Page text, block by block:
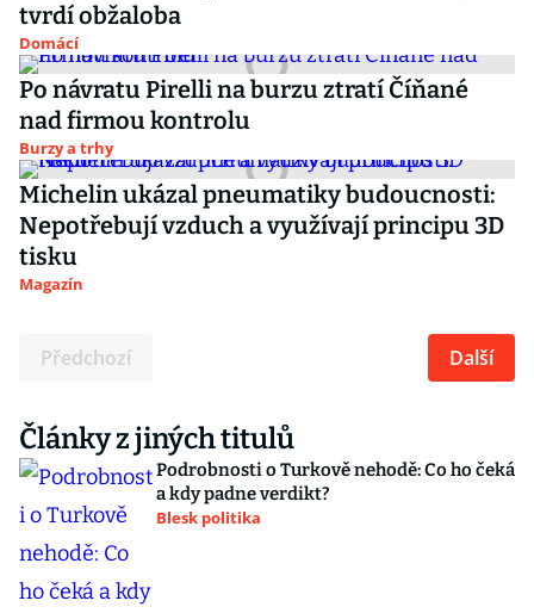
tvrdí obžaloba
Domácí
Po návratu Pirelli na burzu ztratí Číňané
nad firmou kontrolu
Burzy a trhy
Michelin ukázal pneumatiky budoucnosti:
Nepotřebují vzduch a využívají principu 3D
tisku
Magazín
Předchozí Další
Články z jiných titulů
Podrobnosti o Turkově nehodě: Co ho čeká
a kdy padne verdikt?
Blesk politika